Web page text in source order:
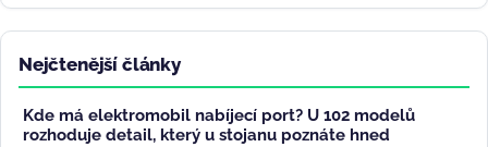
Nejčtenější články
Kde má elektromobil nabíjecí port? U 102 modelů
rozhoduje detail, který u stojanu poznáte hned